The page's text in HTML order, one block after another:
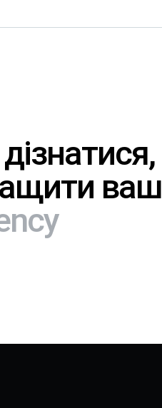
дізнатися,
ваш